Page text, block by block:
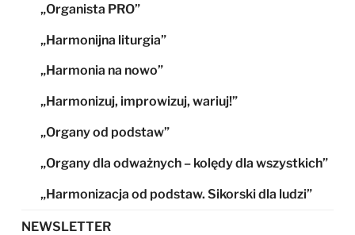
„Organista PRO”
„Harmonijna liturgia”
„Harmonia na nowo”
„Harmonizuj, improwizuj, wariuj!”
„Organy od podstaw”
„Organy dla odważnych – kolędy dla wszystkich”
„Harmonizacja od podstaw. Sikorski dla ludzi”
NEWSLETTER